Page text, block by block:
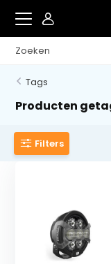
Tags
Producten
Filters